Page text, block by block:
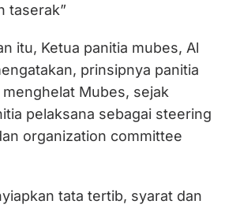
taserak”
itu, Ketua panitia mubes, Al
prinsipnya panitia
Mubes, sejak
pelaksana sebagai steering
organization committee
tata tertib, syarat dan